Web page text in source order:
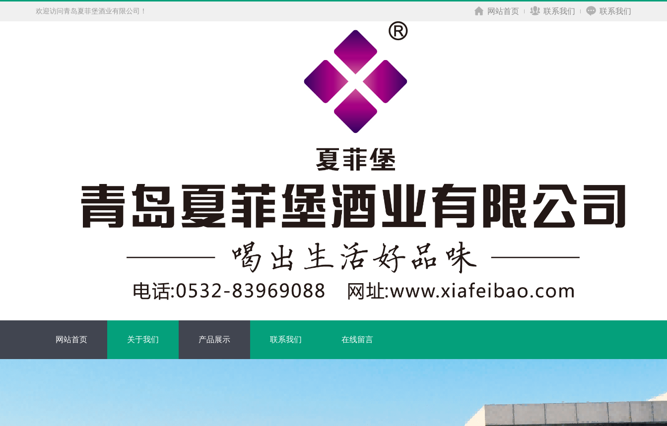
欢迎访问青岛夏菲堡酒业有限公司！ 网站首页 联系我们 联系我们
网站首页 关于我们 产品展示 联系我们 在线留言